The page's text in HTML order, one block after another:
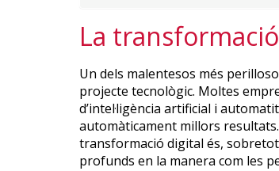
La
Un dels malentesos més
projecte tecnològic. Moltes
d’intel·ligència artificial i
automàticament millors
transformació digital és,
profunds en la manera com les